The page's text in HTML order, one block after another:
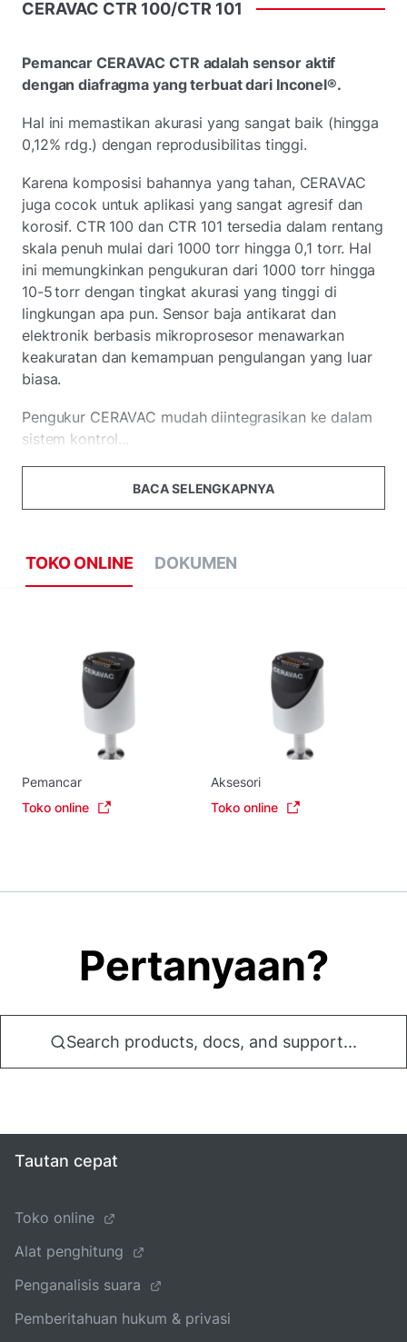
CERAVAC CTR 100/CTR 101
Pemancar CERAVAC CTR adalah sensor aktif
dengan diafragma yang terbuat dari Inconel®.
Hal ini memastikan akurasi yang sangat baik (hingga
0,12% rdg.) dengan reprodusibilitas tinggi.
Karena komposisi bahannya yang tahan, CERAVAC
juga cocok untuk aplikasi yang sangat agresif dan
korosif. CTR 100 dan CTR 101 tersedia dalam rentang
skala penuh mulai dari 1000 torr hingga 0,1 torr. Hal
ini memungkinkan pengukuran dari 1000 torr hingga
10-5torr dengan tingkat akurasi yang tinggi di
lingkungan apa pun. Sensor baja antikarat dan
elektronik berbasis mikroprosesor menawarkan
keakuratan dan kemampuan pengulangan yang luar
biasa.
Pengukur CERAVAC mudah diintegrasikan ke dalam
sistem kontrol...
BACA SELENGKAPNYA
TOKO ONLINE DOKUMEN
Pemancar
Toko online
Aksesori
Toko online
Pertanyaan?
Search products, docs, and support...
Tautan cepat
Toko online
Alat penghitung
Penganalisis suara
Pemberitahuan hukum & privasi